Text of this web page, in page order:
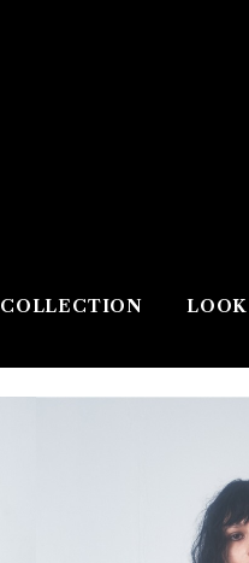
COLLECTION LOOK